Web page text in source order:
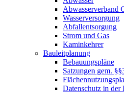
Abwasserverband
Wasserversorgung
Abfallentsorgung
Strom und Gas
Kaminkehrer
Bauleitplanung
Bebauungspläne
Satzungen gem.
Datenschutz in der